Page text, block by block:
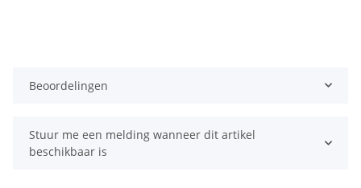
Beoordelingen
Stuur me een melding wanneer dit artikel
beschikbaar is